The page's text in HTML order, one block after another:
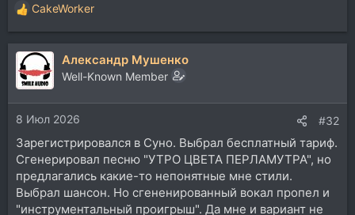
Р
е
а
ц
и
и
:
CakeWorker
Александр Мушенко
Well-Known Member
8 Июл 2026 #32
Зарегистрировался в Суно. Выбрал бесплатный тариф.
Сгенерировал песню "УТРО ЦВЕТА ПЕРЛАМУТРА", но
предлагались какие-то непонятные мне стили.
Выбрал шансон. Но сгененированный вокал пропел и
"инструментальный проигрыш". Да мне и вариант не